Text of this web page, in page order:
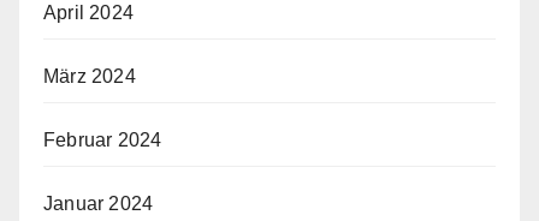
April 2024
März 2024
Februar 2024
Januar 2024